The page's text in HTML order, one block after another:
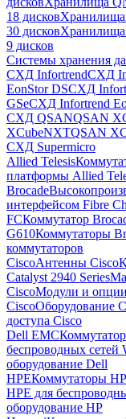
18 дисковХранилища
30 дисковХранилища
9 дисков
Системы хранения
СХД InfortrendСХД
EonStor DSСХД
GSeСХД Infortrend
СХД QSANQSAN
XCubeNXTQSAN
СХД Supermicro
Allied Telesis
платформы Allied
Brocade
интерфейсом Fibre
FCКоммутатор
G610Коммутаторы
коммутаторов
CiscoАнтенны Cisco
Catalyst 2940 Series
CiscoМодули и опции
CiscoОборудование
доступа Cisco
Dell EMC
беспроводных сетей
оборудование Dell
HPEКоммутаторы
HPE для
оборудование HP